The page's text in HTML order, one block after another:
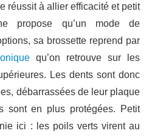
réussit à allier efficacité et petit
propose qu’un mode de
sa brossette reprend par
qu’on retrouve sur les
Les dents sont donc
débarrassées de leur plaque
sont en plus protégées. Petit
ici : les poils verts virent au